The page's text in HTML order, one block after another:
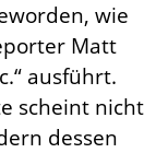
wie
Matt
ausführt.
scheint nicht
dessen